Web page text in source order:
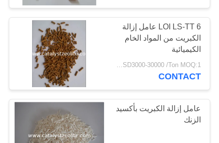
6 LOI LS-TT عامل إزالة
الكبريت من المواد الخام
الكيميائية
USD3000-30000 /Ton MOQ:1 كغم
CONTACT
عامل إزالة الكبريت بأكسيد
الزنك